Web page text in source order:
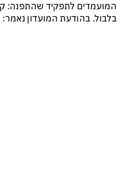
המועמדים לתפקיד שהתפנה:
בלבול. בהודעת המועדון נאמר: